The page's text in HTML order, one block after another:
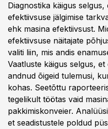
Diagnostika käigus
efektiivsuse jälgimise
ehk masina efektiivsust.
efektiivsuse näitajate
valiti liin, mis andis
Vaatluste käigus selgus,
andnud õigeid tulemusi,
kohas. Seetõttu
tegelikult töötas vaid
pakkimiskonveier.
et seadistustele poldud